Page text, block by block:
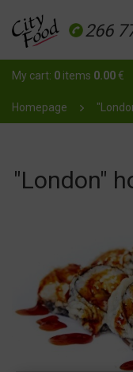
266
My cart: 0 items 0.00€
Homepage
"London"